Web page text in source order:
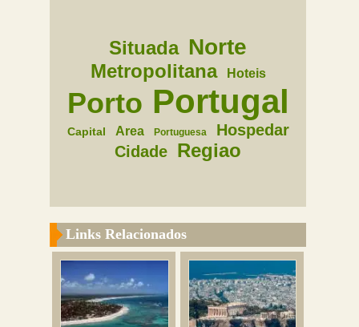
Situada Norte
Metropolitana Hoteis
Porto Portugal
Capital Area Portuguesa
Hospedar
Cidade Regiao
Links Relacionados